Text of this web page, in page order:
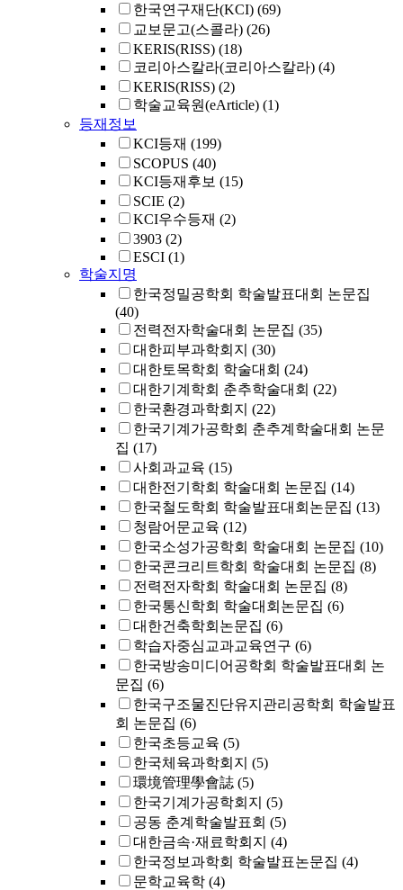
한국연구재단(KCI) (69)
교보문고(스콜라) (26)
KERIS(RISS) (18)
코리아스칼라(코리아스칼라) (4)
KERIS(RISS) (2)
학술교육원(eArticle) (1)
등재정보
KCI등재 (199)
SCOPUS (40)
KCI등재후보 (15)
SCIE (2)
KCI우수등재 (2)
3903 (2)
ESCI (1)
학술지명
한국정밀공학회 학술발표대회 논문집
(40)
전력전자학술대회 논문집 (35)
대한피부과학회지 (30)
대한토목학회 학술대회 (24)
대한기계학회 춘추학술대회 (22)
한국환경과학회지 (22)
한국기계가공학회 춘추계학술대회 논문
집 (17)
사회과교육 (15)
대한전기학회 학술대회 논문집 (14)
한국철도학회 학술발표대회논문집 (13)
청람어문교육 (12)
한국소성가공학회 학술대회 논문집 (10)
한국콘크리트학회 학술대회 논문집 (8)
전력전자학회 학술대회 논문집 (8)
한국통신학회 학술대회논문집 (6)
대한건축학회논문집 (6)
학습자중심교과교육연구 (6)
한국방송미디어공학회 학술발표대회 논
문집 (6)
한국구조물진단유지관리공학회 학술발표
회 논문집 (6)
한국초등교육 (5)
한국체육과학회지 (5)
環境管理學會誌 (5)
한국기계가공학회지 (5)
공동 춘계학술발표회 (5)
대한금속·재료학회지 (4)
한국정보과학회 학술발표논문집 (4)
문학교육학 (4)